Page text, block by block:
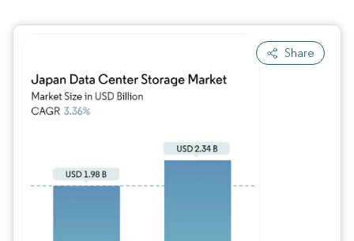
Share